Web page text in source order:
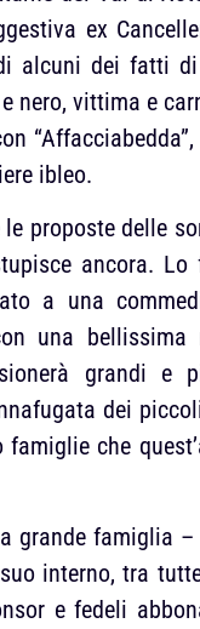
ex
alcuni dei fatti
nero, vittima e
ibleo.
proposte delle
ancora.
a una
una
grandi
dei
che
grande famiglia
interno, tra
e fedeli